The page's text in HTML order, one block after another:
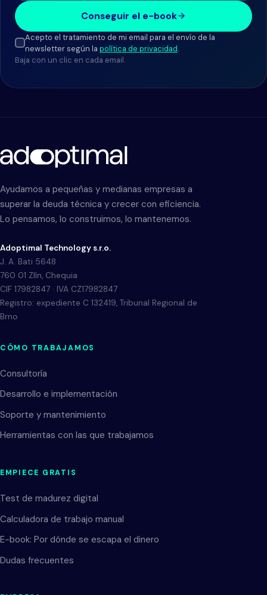
Conseguir el e-book
Acepto el tratamiento de mi email para el envío de la
newsletter según la política de privacidad.
Baja con un clic en cada email.
Ayudamos a pequeñas y medianas empresas a
superar la deuda técnica y crecer con eficiencia.
Lo pensamos, lo construimos, lo mantenemos.
Adoptimal Technology s.r.o.
J. A. Bati 5648
760 01 Zlín, Chequia
CIF 17982847 · IVA CZ17982847
Registro: expediente C 132419, Tribunal Regional de
Brno
CÓMO TRABAJAMOS
Consultoría
Desarrollo e implementación
Soporte y mantenimiento
Herramientas con las que trabajamos
EMPIECE GRATIS
Test de madurez digital
Calculadora de trabajo manual
E-book: Por dónde se escapa el dinero
Dudas frecuentes